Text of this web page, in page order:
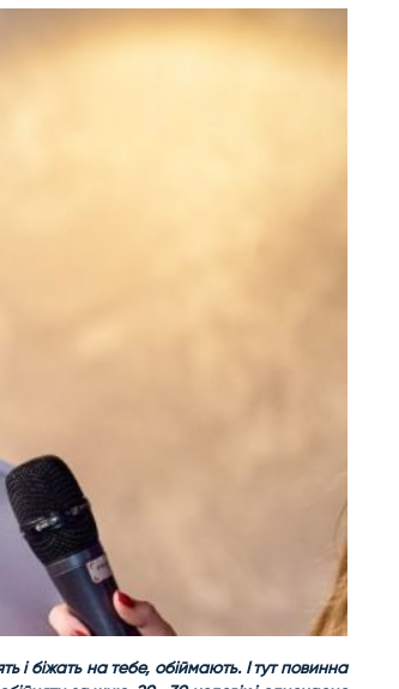
і біжать на тебе, обіймають. І тут повинна